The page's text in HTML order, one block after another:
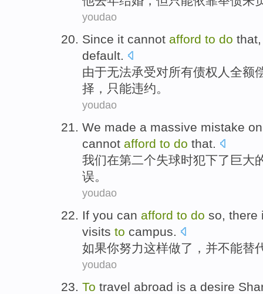
youdao
Since it cannot afford to do
default.
由于无法承受对所有债权人全额
择 ，只能违约。
youdao
We made a massive mistake on
cannot afford to do that.
我们在第二个失球时犯下了 巨大
误。
youdao
If you can afford to do so, there
visits to campus.
如果你努力这样做了， 并不能替
youdao
To travel abroad is a desire